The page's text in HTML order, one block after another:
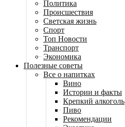
Политика
Происшествия
Светская жизнь
Спорт
Топ Новости
Транспорт
Экономика
Полезные советы
Все о напитках
Вино
Истории и факты
Крепкий алкоголь
Пиво
Рекомендации